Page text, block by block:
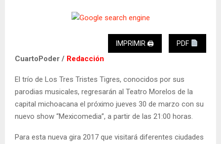
IMPRIMIR 🖨 PDF
CuartoPoder / Redacción
El trío de Los Tres Tristes Tigres, conocidos por sus
parodias musicales, regresarán al Teatro Morelos de la
capital michoacana el próximo jueves 30 de marzo con su
nuevo show “Mexicomedia”, a partir de las 21:00 horas.
Para esta nueva gira 2017 que visitará diferentes ciudades